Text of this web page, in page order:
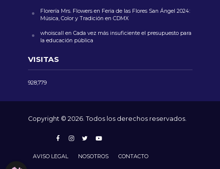
Florería Mrs. Flowersen Feria de las Flores San Ángel 2024:
Música, Color y Tradición en CDMX
whoiscall en Cada vez más insuficiente el presupuesto para
la educación pública
VISITAS
928,779
Copyright © 2026. Todos los derechos reservados.
AVISO LEGAL NOSOTROS CONTACTO